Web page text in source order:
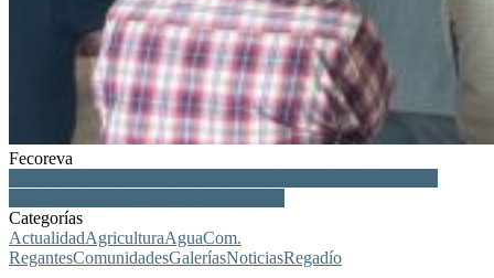
Fecoreva
Categorías
ActualidadAgriculturaAguaCom.
RegantesComunidadesGaleríasNoticiasRegadío